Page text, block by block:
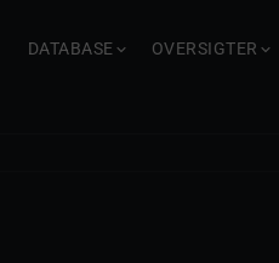
DATABASE OVERSIGTER